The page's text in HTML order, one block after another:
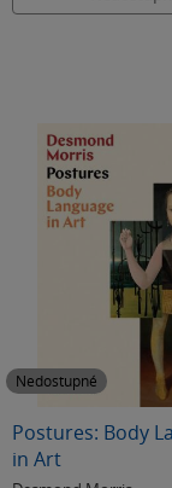
Nedostupné
Postures: Body
in Art